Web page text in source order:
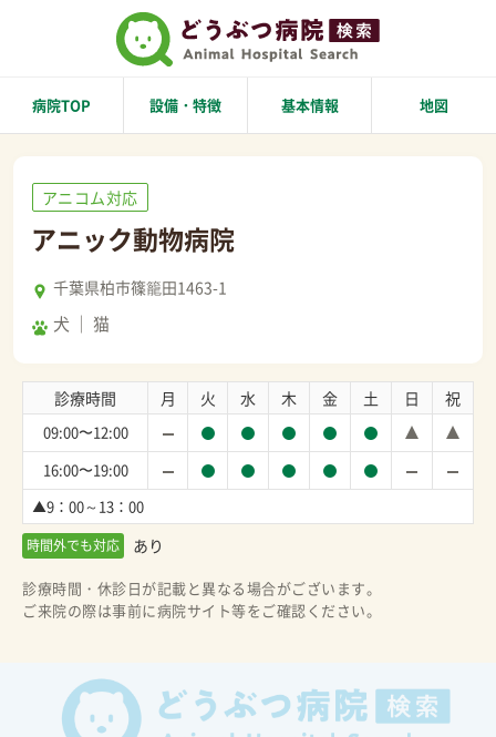
病院TOP 設備・特徴 基本情報 地図
アニコム対応
アニック動物病院
千葉県柏市篠籠田1463-1
犬 猫
診療時間 月 火 水 木 金 土 日 祝
09:00〜12:00
16:00〜19:00
▲9：00～13：00
時間外でも対応 あり
診療時間・休診日が記載と異なる場合がございます。
ご来院の際は事前に病院サイト等をご確認ください。